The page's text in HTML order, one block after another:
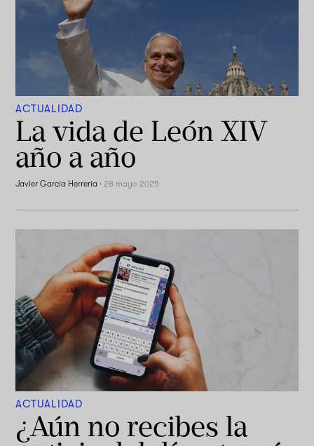
ACTUALIDAD
La vida de León XIV
año a año
Javier García Herrería ·28 mayo 2025
ACTUALIDAD
¿Aún no recibes la